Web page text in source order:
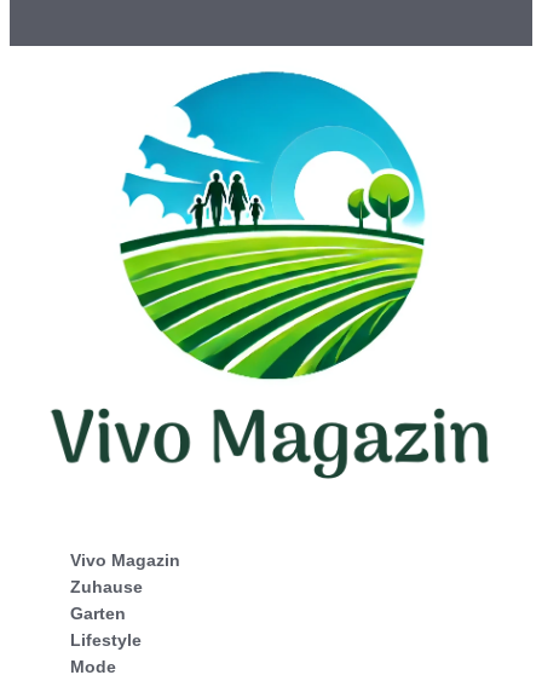
Vivo Magazin
Zuhause
Garten
Lifestyle
Mode